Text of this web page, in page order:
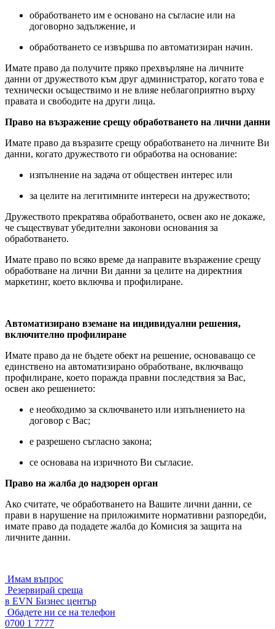
обработването им е основано на съгласие или на
договорно задължение, и
обработването се извършва по автоматизиран начин.
Имате право да получите пряко прехвърляне на личните
данни от дружеството към друг администратор, когато това е
технически осъществимо и не влияе неблагоприятно върху
правата и свободите на други лица.
Право на възражение срещу обработването на лични данни
Имате право да възразите срещу обработването на личните Ви
данни, когато дружеството ги обработва на основание:
изпълнение на задача от обществен интерес или
за целите на легитимните интереси на дружеството;
Дружеството прекратява обработването, освен ако не докаже,
че съществуват убедителни законови основания за
обработването.
Имате право по всяко време да направите възражение срещу
обработване на лични Ви данни за целите на директния
маркетинг, което включва и профилиране.
Автоматизирано вземане на индивидуални решения,
включително профилиране
Имате право да не бъдете обект на решение, основаващо се
единствено на автоматизирано обработване, включващо
профилиране, което поражда правни последствия за Вас,
освен ако решението:
е необходимо за сключването или изпълнението на
договор с Вас;
е разрешено съгласно закона;
се основава на изричното Ви съгласие.
Право на жалба до надзорен орган
Ако считате, че обработването на Вашите лични данни, се
прави в нарушение на приложимите нормативни разпоредби,
имате право да подадете жалба до Комисия за защита на
личните данни.
Имам въпрос
Резервирай среща
в EVN Бизнес център
Обадете ни се на телефон
0700 1 7777